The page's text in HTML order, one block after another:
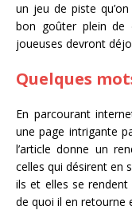
un jeu de piste
bon goûter plein de
joueuses devront
Quelques
En parcourant
une page intrigante
l’article donne un
celles qui désirent en
ils et elles se
de quoi il en retourne